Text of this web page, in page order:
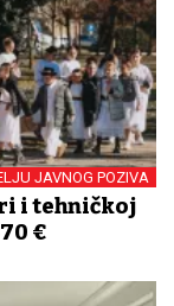
JAVNOG POZIVA
i tehničkoj
€